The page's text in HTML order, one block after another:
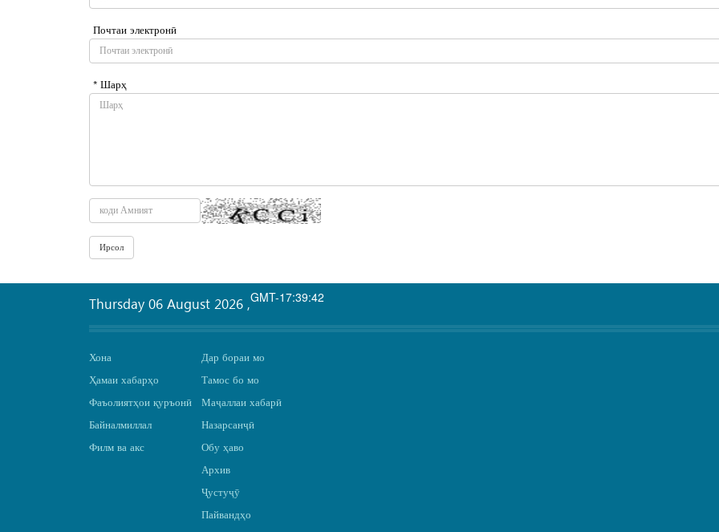
Почтаи электронӣ
* Шарҳ
GMT-17:39:42
Thursday 06 August 2026 ,
Хона
Ҳамаи хабарҳо
Фаъолиятҳои қуръонӣ
Байналмиллал
Филм ва акс
Дар бораи мо
Тамос бо мо
Маҷаллаи хабарӣ
Назарсанҷӣ
Обу ҳаво
Архив
Ҷустуҷӯ
Пайвандҳо